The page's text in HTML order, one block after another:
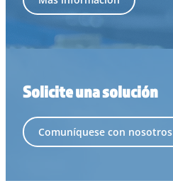
Solicite una solución
Comuníquese con nosotros